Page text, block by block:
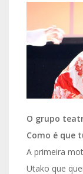
O grupo
Como é que
A primeira
Utako que